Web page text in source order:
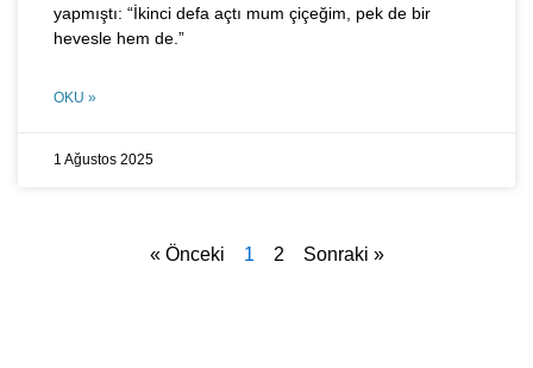
yapmıştı: “İkinci defa açtı mum çiçeğim, pek de bir
hevesle hem de.”
OKU »
1 Ağustos 2025
« Önceki 1 2 Sonraki »